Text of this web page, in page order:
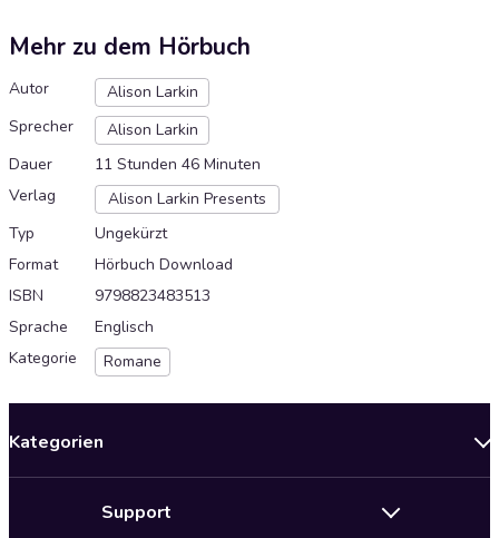
Mehr zu dem Hörbuch
Autor
Alison Larkin
Sprecher
Alison Larkin
Dauer
11 Stunden 46 Minuten
Verlag
Alison Larkin Presents
Typ
Ungekürzt
Format
Hörbuch Download
ISBN
9798823483513
Sprache
Englisch
Kategorie
Romane
Kategorien
Support